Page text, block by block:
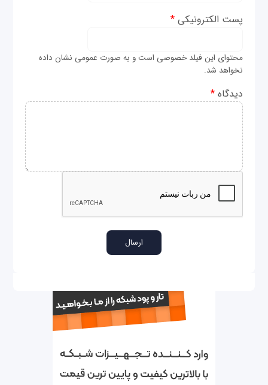
پست الکترونیکی*
محتوای این فیلد خصوصی است و به صورت عمومی نشان داده
نخواهد شد.
دیدگاه*